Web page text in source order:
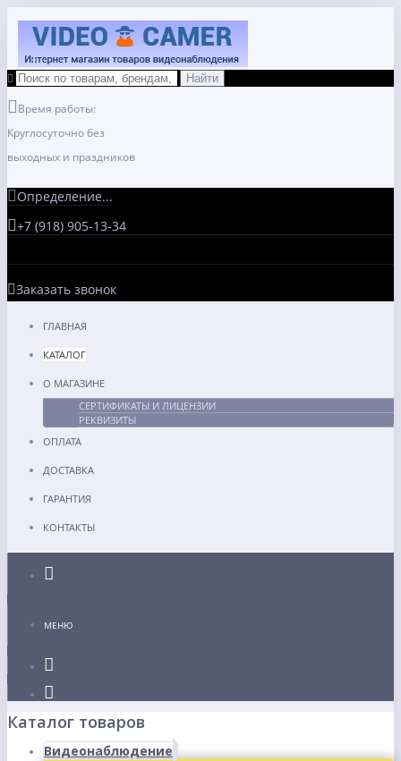
Время работы:
Круглосуточно без
выходных и праздников
Определение...
+7 (918) 905-13-34
Заказать звонок
ГЛАВНАЯ
КАТАЛОГ
О МАГАЗИНЕ
СЕРТИФИКАТЫ И ЛИЦЕНЗИИ
РЕКВИЗИТЫ
ОПЛАТА
ДОСТАВКА
ГАРАНТИЯ
КОНТАКТЫ
МЕНЮ
Каталог товаров
Видеонаблюдение